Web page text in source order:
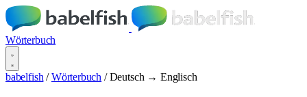
Wörterbuch
babelfish / Wörterbuch / Deutsch → Englisch